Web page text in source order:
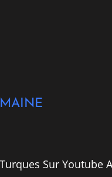
Sur Youtube